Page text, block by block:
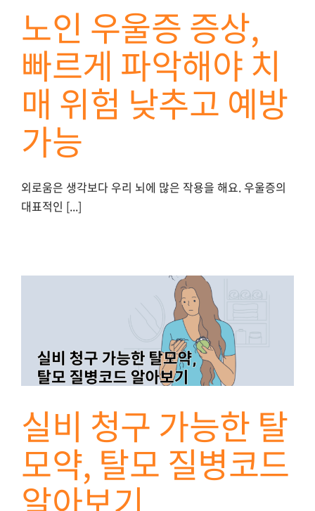
노인 우울증 증상,
빠르게 파악해야 치
매 위험 낮추고 예방
가능
외로움은 생각보다 우리 뇌에 많은 작용을 해요. 우울증의
대표적인 [...]
실비 청구 가능한 탈
모약, 탈모 질병코드
알아보기